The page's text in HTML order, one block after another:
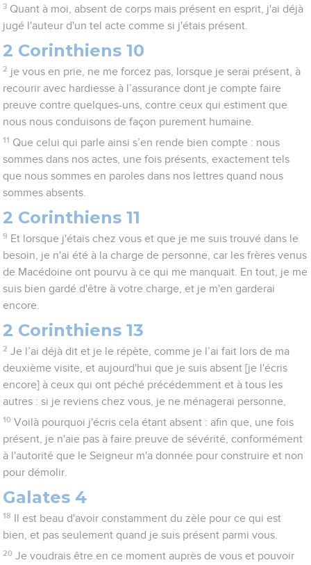
3 Quant à moi, absent de corps mais présent en esprit, j'ai déjà
jugé l'auteur d'un tel acte comme si j'étais présent.
2 Corinthiens 10
2 je vous en prie, ne me forcez pas, lorsque je serai présent, à
recourir avec hardiesse à l’assurance dont je compte faire
preuve contre quelques-uns, contre ceux qui estiment que
nous nous conduisons de façon purement humaine.
11 Que celui qui parle ainsi s’en rende bien compte : nous
sommes dans nos actes, une fois présents, exactement tels
que nous sommes en paroles dans nos lettres quand nous
sommes absents.
2 Corinthiens 11
9 Et lorsque j'étais chez vous et que je me suis trouvé dans le
besoin, je n'ai été à la charge de personne, car les frères venus
de Macédoine ont pourvu à ce qui me manquait. En tout, je me
suis bien gardé d'être à votre charge, et je m'en garderai
encore.
2 Corinthiens 13
2 Je l’ai déjà dit et je le répète, comme je l’ai fait lors de ma
deuxième visite, et aujourd'hui que je suis absent [je l'écris
encore] à ceux qui ont péché précédemment et à tous les
autres : si je reviens chez vous, je ne ménagerai personne,
10 Voilà pourquoi j'écris cela étant absent : afin que, une fois
présent, je n'aie pas à faire preuve de sévérité, conformément
à l'autorité que le Seigneur m'a donnée pour construire et non
pour démolir.
Galates 4
18
Il est beau d'avoir constamment du zèle pour ce qui est
bien, et pas seulement quand je suis présent parmi vous.
20 Je voudrais être en ce moment auprès de vous et pouvoir